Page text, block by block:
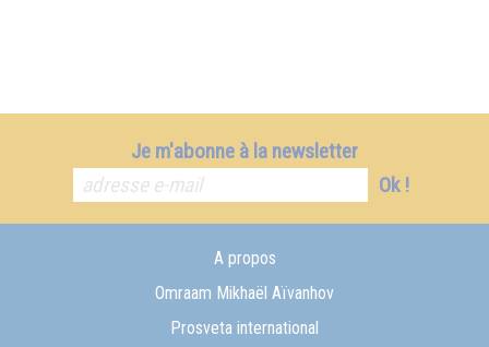
Je m'abonne à la newsletter
Ok !
A propos
Omraam Mikhaël Aïvanhov
Prosveta international